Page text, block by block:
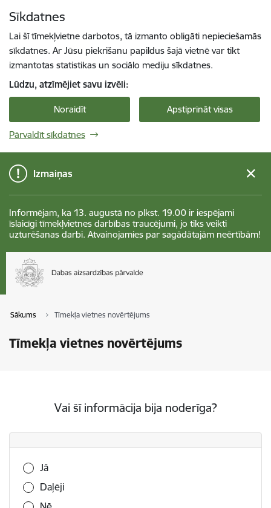
Sīkdatnes
Lai šī tīmekļvietne darbotos, tā izmanto obligāti nepieciešamās
sīkdatnes. Ar Jūsu piekrišanu papildus šajā vietnē var tikt
izmantotas statistikas un sociālo mediju sīkdatnes.
Lūdzu, atzīmējiet savu izvēli:
Noraidīt Apstiprināt visas
Pārvaldīt sīkdatnes
Izmaiņas
Informējam, ka 13. augustā no plkst. 19.00 ir iespējami
īslaicīgi tīmekļvietnes darbības traucējumi, jo tiks veikti
uzturēšanas darbi. Atvainojamies par sagādātajām neērtībām!
Sākums Tīmekļa vietnes novērtējums
Tīmekļa vietnes novērtējums
Vai šī informācija bija noderīga?
Vai šī informācija bija noderīga?
Jā
Daļēji